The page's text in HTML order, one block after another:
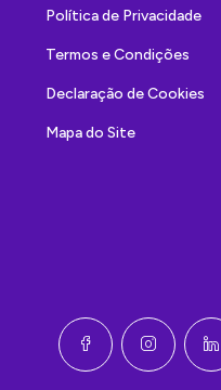
Política de Privacidade
Termos e Condições
Declaração de Cookies
Mapa do Site